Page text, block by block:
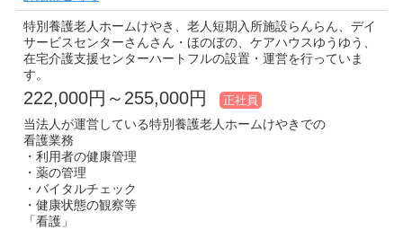
特別養護老人ホームけやき、老人短期入所施設らんらん、デイ
サービスセンターさんさん・ほのぼの、ケアハウスゆうゆう、
在宅介護支援センターハートフルの設置・運営を行っていま
す。
222,000円～255,000円 正社員
当法人が運営している特別養護老人ホームけやきでの
看護業務
・利用者の健康管理
・薬の管理
・バイタルチェック
・健康状態の観察等
「看護」